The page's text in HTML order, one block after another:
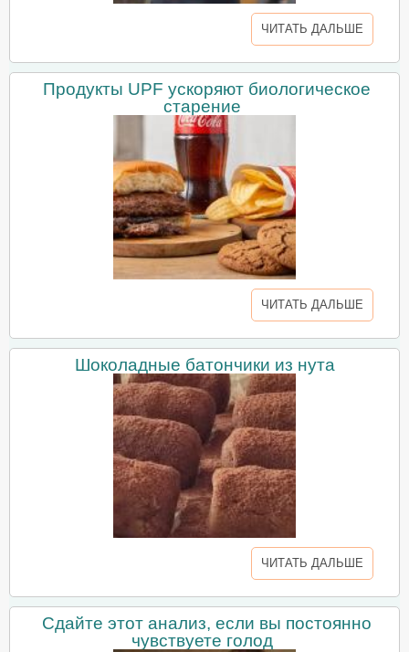
ЧИТАТЬ ДАЛЬШЕ
Продукты UPF ускоряют биологическое
старение
ЧИТАТЬ ДАЛЬШЕ
Шоколадные батончики из нута
ЧИТАТЬ ДАЛЬШЕ
Сдайте этот анализ, если вы постоянно
чувствуете голод